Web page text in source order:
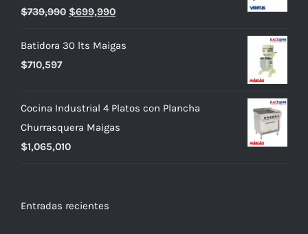
$739,990 El
original
$699,990El
actual
Batidora 30 lts Maigas
$710,597
Cocina Industrial 4 Platos con Plancha
Churrasquera Maigas
$1,065,010
Entradas recientes